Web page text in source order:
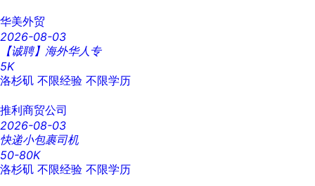
华美外贸
2026-08-03
【诚聘】海外华人专
5K
洛杉矶 不限经验 不限学历
推利商贸公司
2026-08-03
快递小包裹司机
50-80K
洛杉矶 不限经验 不限学历